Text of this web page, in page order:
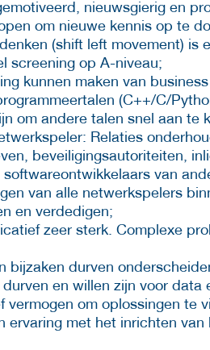
nieuwsgierig en
om nieuwe kennis op te
(shift left movement) is
screening op A-niveau;
kunnen maken van
(C++/C/
om andere talen snel aan te
Relaties
beveiligingsautoriteiten,
softwareontwikkelaars van
van alle netwerkspelers
en verdedigen;
zeer sterk. Complexe
bijzaken durven
en willen zijn voor data
vermogen om oplossingen te
ervaring met het inrichten